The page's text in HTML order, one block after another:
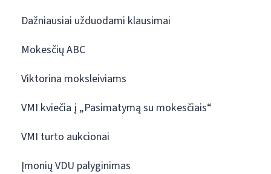
Dažniausiai užduodami klausimai
Mokesčių ABC
Viktorina moksleiviams
VMI kviečia į „Pasimatymą su mokesčiais“
VMI turto aukcionai
Įmonių VDU palyginimas